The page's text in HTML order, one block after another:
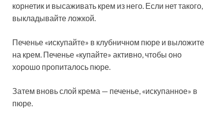
корнетик и высаживать крем из него. Если нет такого,
выкладывайте ложкой.
Печенье «искупайте» в клубничном пюре и выложите
на крем. Печенье «купайте» активно, чтобы оно
хорошо пропиталось пюре.
Затем вновь слой крема — печенье, «искупанное» в
пюре.